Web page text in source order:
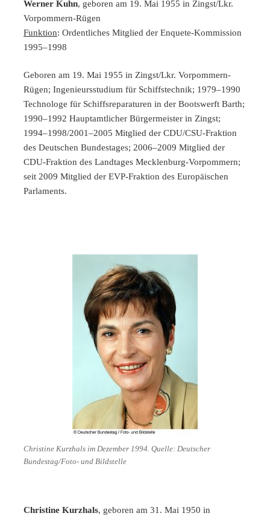
Werner Kuhn, geboren am 19. Mai 1955 in Zingst/Lkr.
Vorpommern-Rügen
Funktion: Ordentliches Mitglied der Enquete-Kommission
1995–1998
Geboren am 19. Mai 1955 in Zingst/Lkr. Vorpommern-
Rügen; Ingenieursstudium für Schiffstechnik; 1979–1990
Technologe für Schiffsreparaturen in der Bootswerft Barth;
1990–1992 Hauptamtlicher Bürgermeister in Zingst;
1994–1998/2001–2005 Mitglied der CDU/CSU-Fraktion
des Deutschen Bundestages; 2006–2009 Mitglied der
CDU-Fraktion des Landtages Mecklenburg-Vorpommern;
seit 2009 Mitglied der EVP-Fraktion des Europäischen
Parlaments.
Christine Kurzhals im Dezember 1994. Quelle: Deutscher
Bundestag/Foto- und Bildstelle
Christine Kurzhals, geboren am 31. Mai 1950 in